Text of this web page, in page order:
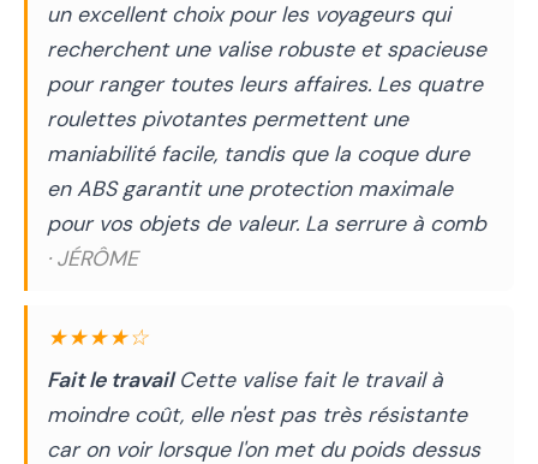
un excellent choix pour les voyageurs qui
recherchent une valise robuste et spacieuse
pour ranger toutes leurs affaires. Les quatre
roulettes pivotantes permettent une
maniabilité facile, tandis que la coque dure
en ABS garantit une protection maximale
pour vos objets de valeur. La serrure à comb
· JÉRÔME
★★★★☆
Fait le travailCette valise fait le travail à
moindre coût, elle n'est pas très résistante
car on voir lorsque l'on met du poids dessus